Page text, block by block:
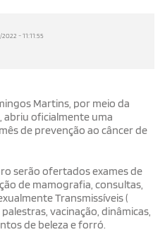
- 11:11:55
Martins, por meio da
abriu oficialmente uma
de prevenção ao câncer de
serão ofertados exames de
de mamografia, consultas,
Transmissíveis (
vacinação, dinâmicas,
de beleza e forró.